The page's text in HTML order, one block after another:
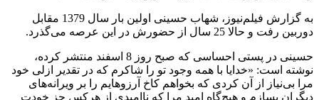
به گزارش فیلم‌نیوز، شهاب حسینی اولین بار سال 1379 مقابل
دوربین رفت و حالا 25 سال از حضورش در این عرصه می‌گذرد.
حسینی در پستی احساسی که صبح روز 8 اسفند منتشر کرده،
نوشته است: «خدایا با همه وجود تو را شاکرم که در تقدیر ازلی خود
مرا بی‌نیاز از آن کردی که بخواهم کاخ آرزوهایم را بر ویرانه‌های
دیگران بسازم و هیچ‌گاه امید مرا که ناامیدی از هرکس جز خودت